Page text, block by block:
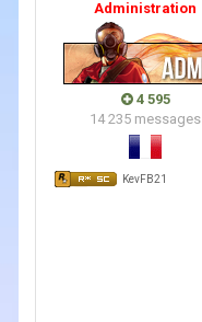
Administration
4 595
14 235 messages
KevFB21